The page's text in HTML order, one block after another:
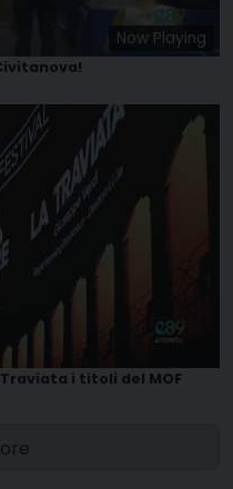
Now Playing
Traviata i titoli del MOF